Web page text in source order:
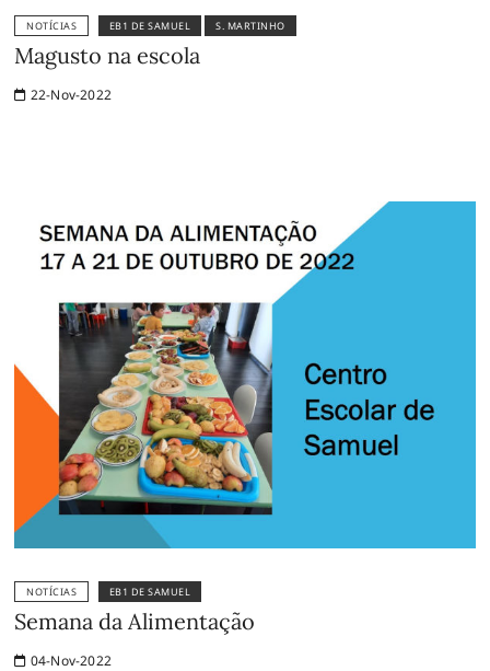
NOTÍCIAS EB1 DE SAMUEL S. MARTINHO
Magusto na escola
22-Nov-2022
NOTÍCIAS EB1 DE SAMUEL
Semana da Alimentação
04-Nov-2022